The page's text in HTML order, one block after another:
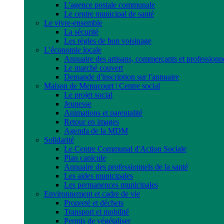
L'agence postale communale
Le centre municipal de santé
Le vivre-ensemble
La sécurité
Les règles de bon voisinage
L'économie locale
Annuaire des artisans, commerçants et
Le marché couvert
Demande d'inscription sur l'annuaire
Maison de Menucourt | Centre social
Le projet social
Jeunesse
Animations et parentalité
Retour en images
Agenda de la MDM
Solidarité
Le Centre Communal d'Action Sociale
Plan canicule
Annuaire des professionnels de la santé
Les aides municipales
Les permanences municipales
Environnement et cadre de vie
Propreté et déchets
Transport et mobilité
Permis de végétaliser